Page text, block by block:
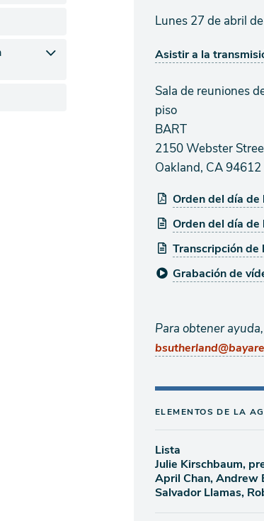
Lunes 27 de abril
Asistir a la
Sala de reuniones
piso
BART
2150 Webster
Oakland, CA 94612
Orden del día de
Orden del día de
Transcripción de
Grabación de
Para obtener
ELEMENTOS DE LA
Lista
Julie Kirschbaum,
April Chan, Andrew
Salvador Llamas,